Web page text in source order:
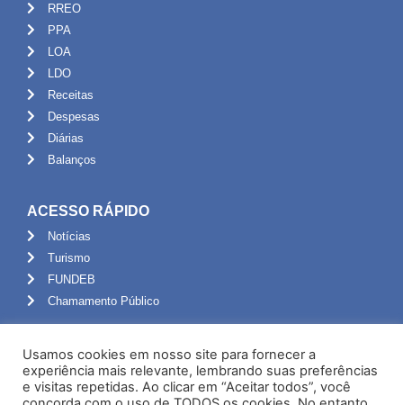
RREO
PPA
LOA
LDO
Receitas
Despesas
Diárias
Balanços
ACESSO RÁPIDO
Notícias
Turismo
FUNDEB
Chamamento Público
Portal do Servidor
Webmail
Usamos cookies em nosso site para fornecer a
experiência mais relevante, lembrando suas preferências
e visitas repetidas. Ao clicar em “Aceitar todos”, você